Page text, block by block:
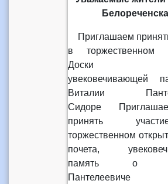
Приглашаем
в торжественном
Доски
увековечивающей
Виталии
Сидоре
принять
торжественном
почета,
память о
Пантелеевиче